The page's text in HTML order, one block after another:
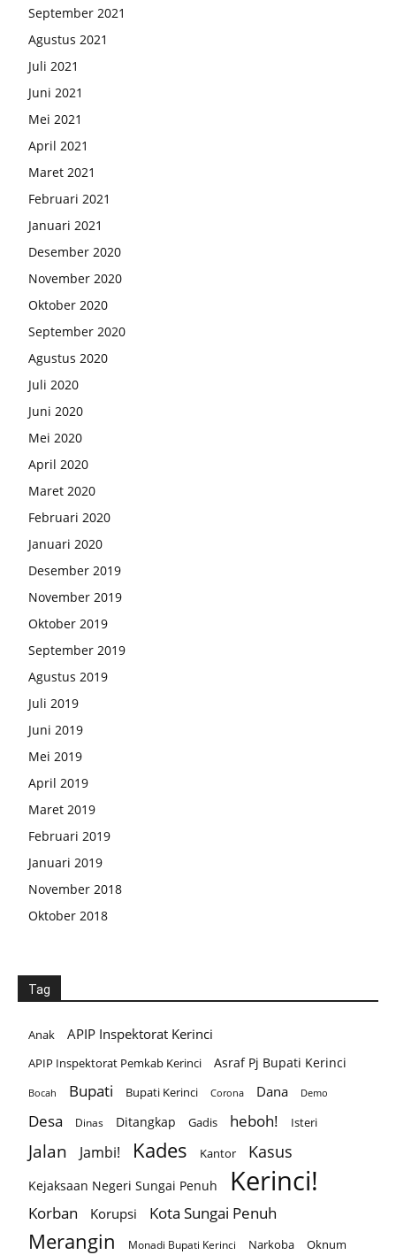
September 2021
Agustus 2021
Juli 2021
Juni 2021
Mei 2021
April 2021
Maret 2021
Februari 2021
Januari 2021
Desember 2020
November 2020
Oktober 2020
September 2020
Agustus 2020
Juli 2020
Juni 2020
Mei 2020
April 2020
Maret 2020
Februari 2020
Januari 2020
Desember 2019
November 2019
Oktober 2019
September 2019
Agustus 2019
Juli 2019
Juni 2019
Mei 2019
April 2019
Maret 2019
Februari 2019
Januari 2019
November 2018
Oktober 2018
Tag
Anak APIP Inspektorat Kerinci
APIP Inspektorat Pemkab Kerinci Asraf Pj Bupati Kerinci
Bocah Bupati Bupati Kerinci Corona Dana Demo
Desa Dinas Ditangkap Gadis heboh! Isteri
Jalan Jambi! Kades Kantor Kasus
Kejaksaan Negeri Sungai Penuh Kerinci!
Korban Korupsi Kota Sungai Penuh
Merangin Monadi Bupati Kerinci Narkoba Oknum